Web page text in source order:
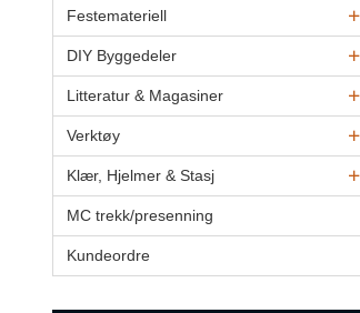
Festemateriell
DIY Byggedeler
Litteratur & Magasiner
Verktøy
Klær, Hjelmer & Stasj
MC trekk/presenning
Kundeordre